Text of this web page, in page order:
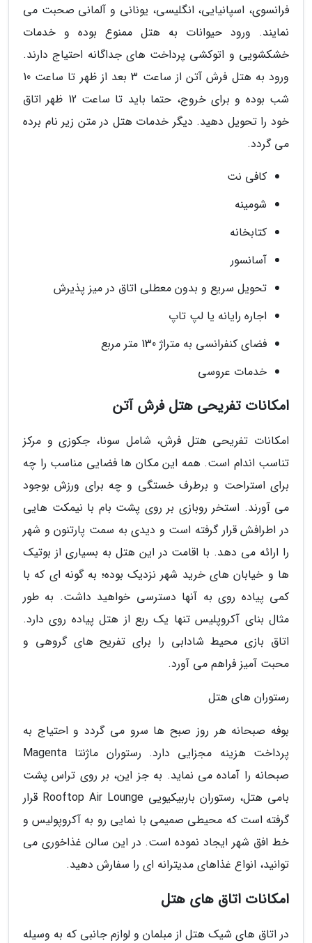
فرانسوی، اسپانیایی، انگلیسی، یونانی و آلمانی صحبت می
نمایند. ورود حیوانات به هتل ممنوع بوده و خدمات
خشکشویی و اتوکشی پرداخت های جداگانه احتیاج دارند.
ورود به هتل فرش آتن از ساعت 3 بعد از ظهر تا ساعت 10
شب بوده و برای خروج، حتما باید تا ساعت 12 ظهر اتاق
خود را تحویل دهید. دیگر خدمات هتل در متن زیر نام برده
می گردد.
کافی نت
شومینه
کتابخانه
آسانسور
تحویل سریع و بدون معطلی اتاق در میز پذیرش
اجاره رایانه یا لپ تاپ
فضای کنفرانسی به متراژ 130 متر مربع
خدمات عروسی
امکانات تفریحی هتل فرش آتن
امکانات تفریحی هتل فرش، شامل سونا، جکوزی و مرکز
تناسب اندام است. همه این مکان ها فضایی مناسب را چه
برای استراحت و برطرف خستگی و چه برای ورزش بوجود
می آورند. استخر روبازی بر روی پشت بام با نیمکت هایی
در اطرافش قرار گرفته است و دیدی به سمت پارتنون و شهر
را ارائه می دهد. با اقامت در این هتل به بسیاری از بوتیک
ها و خیابان های خرید شهر نزدیک بوده؛ به گونه ای که با
کمی پیاده روی به آنها دسترسی خواهید داشت. به طور
مثال بنای آکروپلیس تنها یک ربع از هتل پیاده روی دارد.
اتاق بازی محیط شادابی را برای تفریح های گروهی و
محبت آمیز فراهم می آورد.
رستوران های هتل
بوفه صبحانه هر روز صبح ها سرو می گردد و احتیاج به
پرداخت هزینه مجزایی دارد. رستوران ماژنتا Magenta
صبحانه را آماده می نماید. به جز این، بر روی تراس پشت
بامی هتل، رستوران باربیکیویی Rooftop Air Lounge قرار
گرفته است که محیطی صمیمی با نمایی رو به آکروپولیس و
خط افق شهر ایجاد نموده است. در این سالن غذاخوری می
توانید، انواع غذاهای مدیترانه ای را سفارش دهید.
امکانات اتاق های هتل
در اتاق های شیک هتل از مبلمان و لوازم جانبی که به وسیله